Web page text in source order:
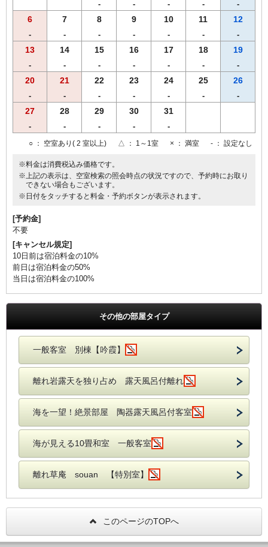
- - - - -
6
-
7
-
8
-
9
-
10
-
11
-
12
-
13
-
14
-
15
-
16
-
17
-
18
-
19
-
20
-
21
-
22
-
23
-
24
-
25
-
26
-
27
-
28
-
29
-
30
-
31
-
○ ： 空室あり( 2 室以上) △ ： 1～1室 × ： 満室 - ： 設定なし
※料金は消費税込み価格です。
※上記の表示は、空室検索の照会時点の状況ですので、予約時にお取り
できない場合もございます。
※日付をタッチすると料金・予約ボタンが表示されます。
[予約金]
不要
[キャンセル規定]
10日前は宿泊料金の10%
前日は宿泊料金の50%
当日は宿泊料金の100%
その他の部屋タイプ
一般客室 別棟【吟霞】
離れ岩露天を独り占め 露天風呂付離れ
海を一望！絶景部屋 陶器露天風呂付客室
海が見える10畳和室 一般客室
離れ草庵 souan 【特別室】
このページのTOPへ